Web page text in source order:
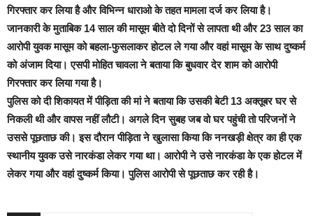
गिरफ्तार कर लिया है और विभिन्न धाराओ के तहत मामला दर्ज कर लिया है।
जानकारी के मुताबिक 14 साल की मासूम बीते दो दिनों से लापता थी और 23 साल का
आरोपी युवक मासूम को बहला-फुसलाकर होटल ले गया और वहां मासूम के साथ दुष्कर्म
को अंजाम दिया। एसपी मोहित चावला ने बताया कि बुधवार देर शाम को आरोपी
गिरफ्तार कर लिया गया है।
पुलिस को दी शिकायत में पीड़िता की मां ने बताया कि उसकी बेटी 13 अक्तूबर घर से
निकली थी और वापस नहीं लौटी। अगले दिन सुबह जब वो घर पहुंची तो परिजनों ने
उससे पूछताछ की। इस दौरान पीड़िता ने खुलासा किया कि ननखड़ी क्षेत्र का ही एक
स्थानीय युवक उसे नारकंडा लेकर गया था। आरोपी ने उसे नारकंडा के एक होटल में
लेकर गया और वहां दुष्कर्म किया। पुलिस आरोपी से पूछताछ कर रही है।